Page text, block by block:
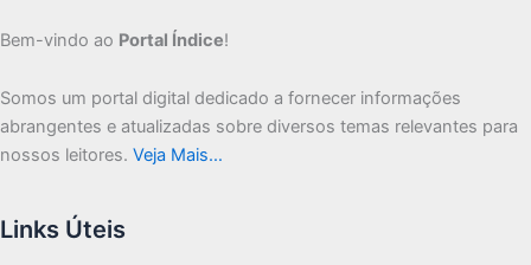
Bem-vindo ao Portal Índice!
Somos um portal digital dedicado a fornecer informações
abrangentes e atualizadas sobre diversos temas relevantes para
nossos leitores. Veja Mais…
Links Úteis